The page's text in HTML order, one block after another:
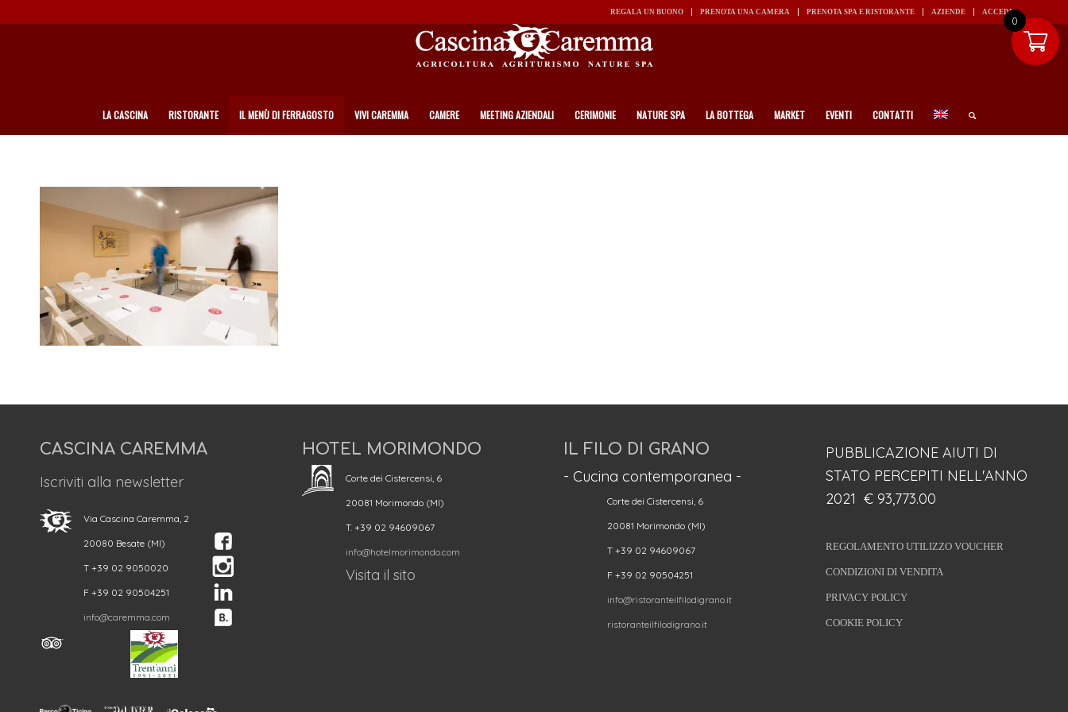
0
REGALA UN BUONO PRENOTA UNA CAMERA PRENOTA SPA E RISTORANTE AZIENDE ACCEDI
LA CASCINA RISTORANTE IL MENÙ DI FERRAGOSTO VIVI CAREMMA CAMERE MEETING AZIENDALI CERIMONIE NATURE SPA LA BOTTEGA MARKET EVENTI CONTATTI
CASCINA CAREMMA
Iscriviti alla newsletter
Via Cascina Caremma, 2
20080 Besate (MI)
T +39 02 9050020
F +39 02 90504251
info@caremma.com
HOTEL MORIMONDO
Corte dei Cistercensi, 6
20081 Morimondo (MI)
T. +39 02 94609067
info@hotelmorimondo.com
Visita il sito
IL FILO DI GRANO
- Cucina contemporanea -
Corte dei Cistercensi, 6
20081 Morimondo (MI)
T +39 02 94609067
F +39 02 90504251
info@ristoranteilfilodigrano.it
ristoranteilfilodigrano.it
PUBBLICAZIONE AIUTI DI
STATO PERCEPITI NELL'ANNO
2021 € 93,773.00
REGOLAMENTO UTILIZZO VOUCHER
CONDIZIONI DI VENDITA
PRIVACY POLICY
COOKIE POLICY